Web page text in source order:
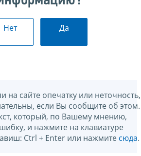
Нет Да
на сайте опечатку или неточность,
если Вы сообщите об этом.
который, по Вашему мнению,
и нажмите на клавиатуре
Ctrl + Enter или нажмите сюда.